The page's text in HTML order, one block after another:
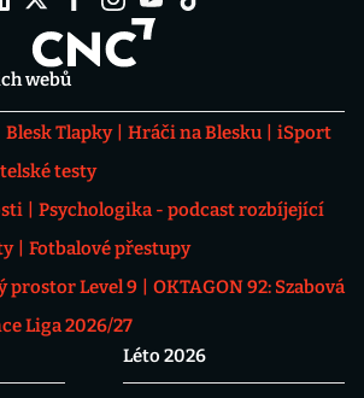
webů
Blesk Tlapky Hráči na Blesku
iSport
testy
Psychologika - podcast rozbíjející
Fotbalové přestupy
prostor Level 9
OKTAGON 92: Szabová
Liga 2026/27
Léto 2026